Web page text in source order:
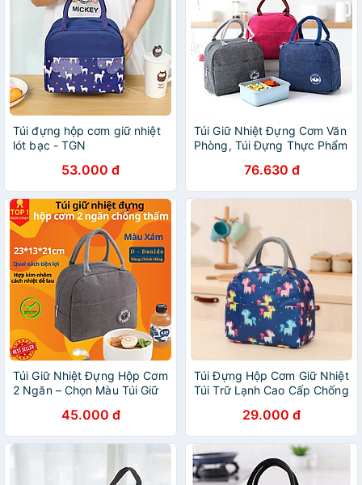
Túi đựng hộp cơm giữ nhiệt
lót bạc - TGN
53.000 đ
Túi Giữ Nhiệt Đựng Cơm Văn
Phòng, Túi Đựng Thực Phẩm
Ngẫu Nhiên76.630 đ
Túi Giữ Nhiệt Đựng Hộp Cơm
2 Ngăn – Chọn Màu Túi Giữ
Nhiều Màu – Chống Thấm
Nước Chính Hãng
45.000 đ
Túi Đựng Hộp Cơm Giữ Nhiệt
Túi Trữ Lạnh Cao Cấp Chống
29.000 đ